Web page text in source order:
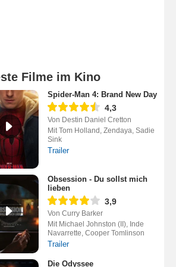
Filme im Kino
Spider-Man 4: Brand New Day
4,3
Von Destin Daniel Cretton
Mit Tom Holland, Zendaya, Sadie
Sink
Trailer
Obsession - Du sollst mich
lieben
3,9
Von Curry Barker
Mit Michael Johnston (II), Inde
Navarrette, Cooper Tomlinson
Trailer
Die Odyssee